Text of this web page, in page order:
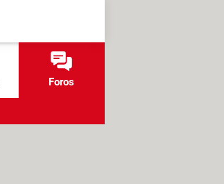
Foros